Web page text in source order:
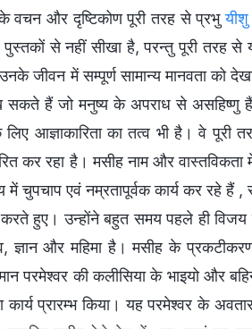
वचन और दृष्टिकोण पूरी तरह से प्रभुयीशु
से नहीं सीखा है, परन्तु पूरी तरह से
जीवन में सम्पूर्ण सामान्य मानवता को
हैं जो मनुष्य के अपराध से असहिष्णु
आज्ञाकारिता का तत्व भी है। वे
कर रहा है। मसीह नाम और
एवं नम्रतापूर्वक कार्य कर रहे हैं ,
हुए। उन्होंने बहुत समय पहले ही विजय
ज्ञान और महिमा है। मसीह के
परमेश्वर की कलीसिया के भाइयो और
प्रारम्भ किया। यह परमेश्वर के